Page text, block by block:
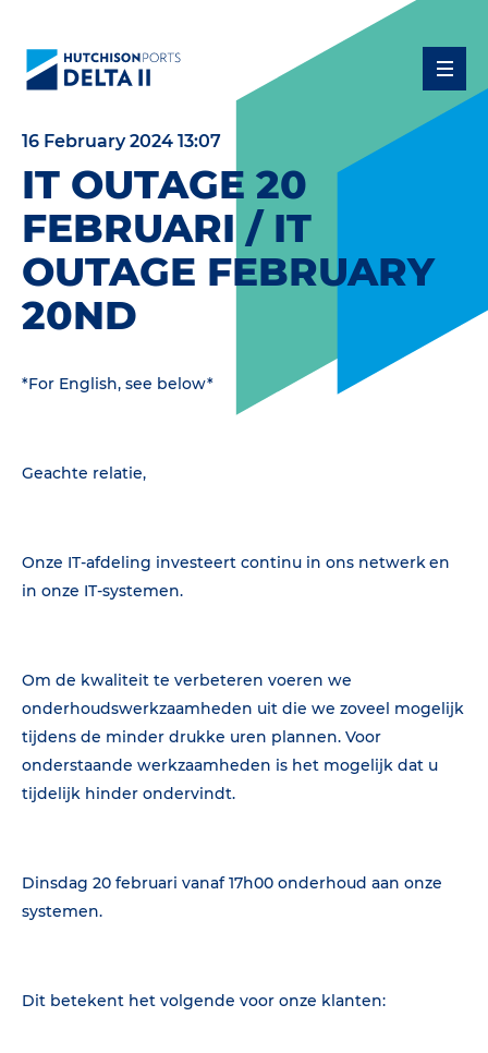
16 February 2024 13:07
IT OUTAGE 20
FEBRUARI / IT
OUTAGE FEBRUARY
20ND
*For English, see below*
Geachte relatie,
Onze IT-afdeling investeert continu in ons netwerk en
in onze IT-systemen.
Om de kwaliteit te verbeteren voeren we
onderhoudswerkzaamheden uit die we zoveel mogelijk
tijdens de minder drukke uren plannen. Voor
onderstaande werkzaamheden is het mogelijk dat u
tijdelijk hinder ondervindt.
Dinsdag 20 februari vanaf 17h00 onderhoud aan onze
systemen.
Dit betekent het volgende voor onze klanten: